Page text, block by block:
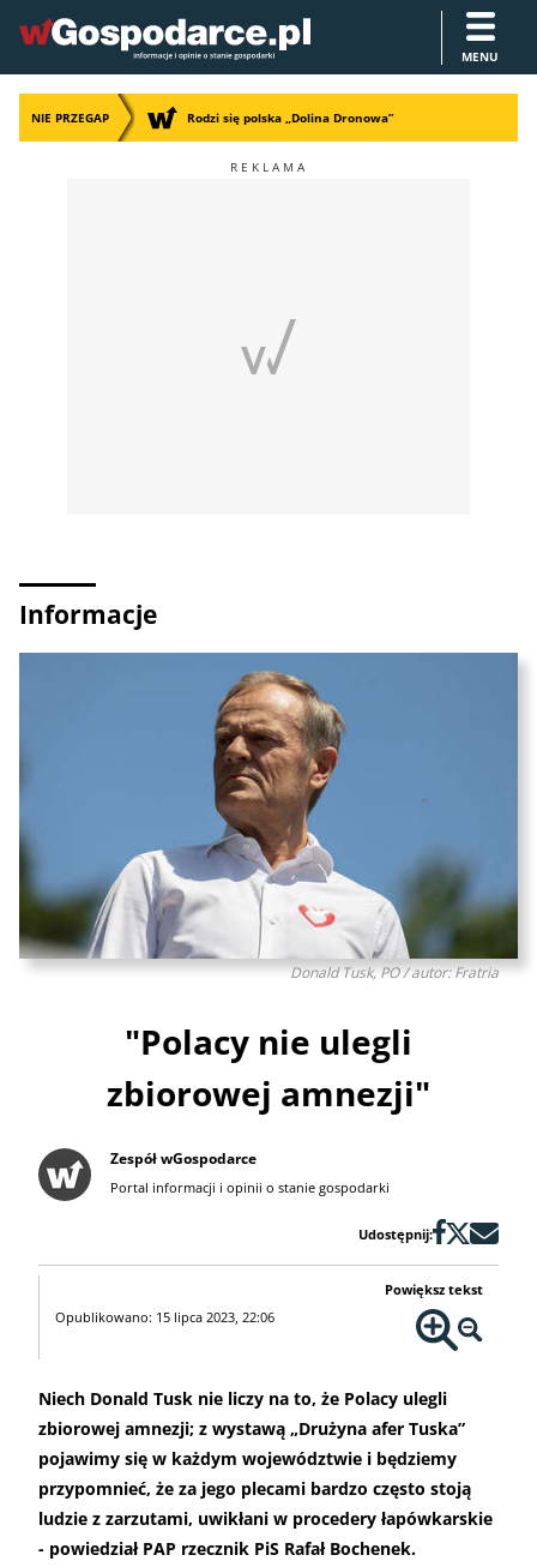
MENU
NIE PRZEGAP Rodzi się polska „Dolina Dronowa”
Informacje
Donald Tusk, PO / autor: Fratria
"Polacy nie ulegli
zbiorowej amnezji"
Zespół wGospodarce
Portal informacji i opinii o stanie gospodarki
Udostępnij:
Opublikowano: 15 lipca 2023, 22:06
Powiększ tekst
Niech Donald Tusk nie liczy na to, że Polacy ulegli
zbiorowej amnezji; z wystawą „Drużyna afer Tuska”
pojawimy się w każdym województwie i będziemy
przypomnieć, że za jego plecami bardzo często stoją
ludzie z zarzutami, uwikłani w procedery łapówkarskie
- powiedział PAP rzecznik PiS Rafał Bochenek.